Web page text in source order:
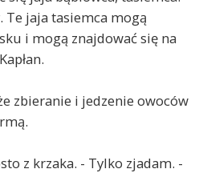
Te jaja tasiemca mogą
i mogą znajdować się na
zbieranie i jedzenie owoców
z krzaka. - Tylko zjadam. -